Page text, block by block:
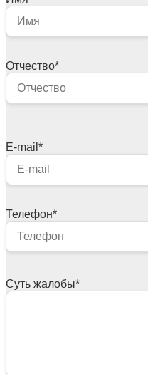
Отчество*
E-mail *
Телефон*
Суть жалобы*